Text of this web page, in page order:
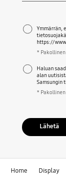
Ymmärrän,
https://
* Pakollinen
Haluan
alan
Samsungin
* Pakollinen
Lähetä
Home Display